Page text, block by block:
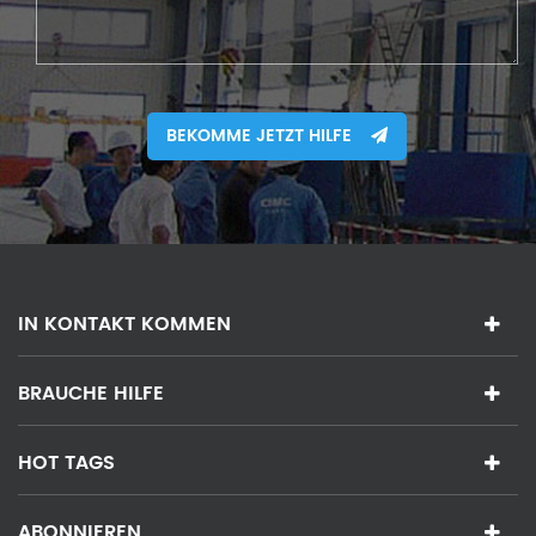
BEKOMME JETZT HILFE
IN KONTAKT KOMMEN
BRAUCHE HILFE
HOT TAGS